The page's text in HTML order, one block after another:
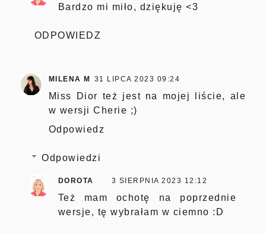
Bardzo mi miło, dziękuję <3
ODPOWIEDZ
MILENA M 31 LIPCA 2023 09:24
Miss Dior też jest na mojej liście, ale
w wersji Cherie ;)
Odpowiedz
Odpowiedzi
DOROTA 3 SIERPNIA 2023 12:12
Też mam ochotę na poprzednie
wersje, tę wybrałam w ciemno :D